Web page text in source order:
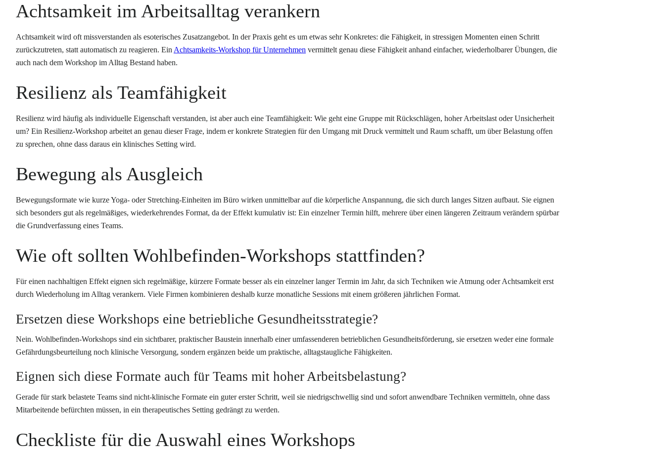
Achtsamkeit im Arbeitsalltag verankern
Achtsamkeit wird oft missverstanden als esoterisches Zusatzangebot. In der Praxis geht es um etwas sehr Konkretes: die Fähigkeit, in stressigen Momenten einen Schritt
zurückzutreten, statt automatisch zu reagieren. Ein Achtsamkeits-Workshop für Unternehmen vermittelt genau diese Fähigkeit anhand einfacher, wiederholbarer Übungen, die
auch nach dem Workshop im Alltag Bestand haben.
Resilienz als Teamfähigkeit
Resilienz wird häufig als individuelle Eigenschaft verstanden, ist aber auch eine Teamfähigkeit: Wie geht eine Gruppe mit Rückschlägen, hoher Arbeitslast oder Unsicherheit
um? Ein Resilienz-Workshop arbeitet an genau dieser Frage, indem er konkrete Strategien für den Umgang mit Druck vermittelt und Raum schafft, um über Belastung offen
zu sprechen, ohne dass daraus ein klinisches Setting wird.
Bewegung als Ausgleich
Bewegungsformate wie kurze Yoga- oder Stretching-Einheiten im Büro wirken unmittelbar auf die körperliche Anspannung, die sich durch langes Sitzen aufbaut. Sie eignen
sich besonders gut als regelmäßiges, wiederkehrendes Format, da der Effekt kumulativ ist: Ein einzelner Termin hilft, mehrere über einen längeren Zeitraum verändern spürbar
die Grundverfassung eines Teams.
Wie oft sollten Wohlbefinden-Workshops stattfinden?
Für einen nachhaltigen Effekt eignen sich regelmäßige, kürzere Formate besser als ein einzelner langer Termin im Jahr, da sich Techniken wie Atmung oder Achtsamkeit erst
durch Wiederholung im Alltag verankern. Viele Firmen kombinieren deshalb kurze monatliche Sessions mit einem größeren jährlichen Format.
Ersetzen diese Workshops eine betriebliche Gesundheitsstrategie?
Nein. Wohlbefinden-Workshops sind ein sichtbarer, praktischer Baustein innerhalb einer umfassenderen betrieblichen Gesundheitsförderung, sie ersetzen weder eine formale
Gefährdungsbeurteilung noch klinische Versorgung, sondern ergänzen beide um praktische, alltagstaugliche Fähigkeiten.
Eignen sich diese Formate auch für Teams mit hoher Arbeitsbelastung?
Gerade für stark belastete Teams sind nicht-klinische Formate ein guter erster Schritt, weil sie niedrigschwellig sind und sofort anwendbare Techniken vermitteln, ohne dass
Mitarbeitende befürchten müssen, in ein therapeutisches Setting gedrängt zu werden.
Checkliste für die Auswahl eines Workshops